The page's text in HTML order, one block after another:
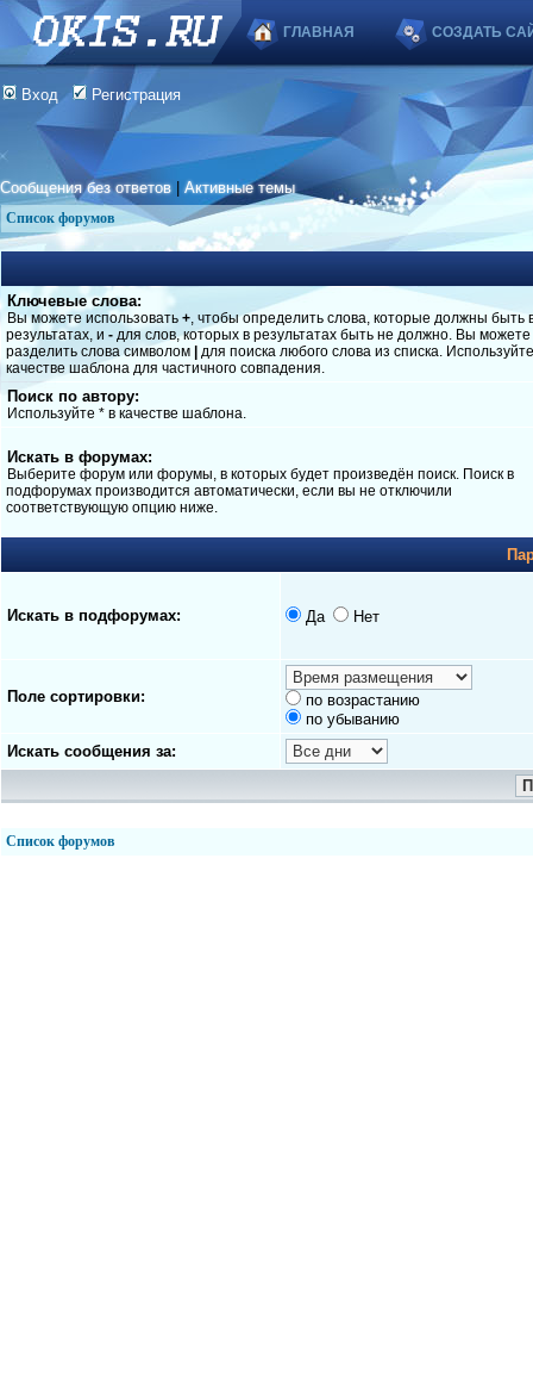
ГЛАВНАЯ СОЗДАТЬ
Вход Регистрация
Сообщения без ответов |Активные темы
Список форумов
Ключевые слова:
Вы можете использовать +, чтобы определить слова, которые должны быть
результатах, и - для слов, которых в результатах быть не должно. Вы можете
разделить слова символом
для поиска любого слова из списка.
качестве шаблона для частичного совпадения.
Поиск по автору:
Используйте * в качестве шаблона.
Искать в форумах:
Выберите форум или форумы, в которых будет произведён поиск. Поиск в
подфорумах производится автоматически, если вы не отключили
соответствующую опцию ниже.
Искать в подфорумах: Да Нет
Поле сортировки:
по возрастанию
по убыванию
Искать сообщения за:
Список форумов